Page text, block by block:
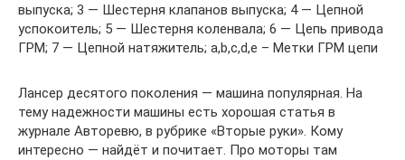
выпуска; 3 — Шестерня клапанов выпуска; 4 — Цепной
успокоитель; 5 — Шестерня коленвала; 6 — Цепь привода
ГРМ; 7 — Цепной натяжитель; a,b,c,d,e – Метки ГРМ цепи
Лансер десятого поколения — машина популярная. На
тему надежности машины есть хорошая статья в
журнале Авторевю, в рубрике «Вторые руки». Кому
интересно — найдёт и почитает. Про моторы там